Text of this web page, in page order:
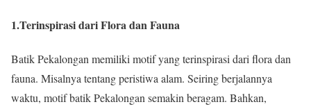
1.Terinspirasi dari Flora dan Fauna
Batik Pekalongan memiliki motif yang terinspirasi dari flora dan
fauna. Misalnya tentang peristiwa alam. Seiring berjalannya
waktu, motif batik Pekalongan semakin beragam. Bahkan,